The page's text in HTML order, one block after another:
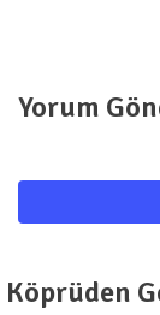
Yorum
Köprüden